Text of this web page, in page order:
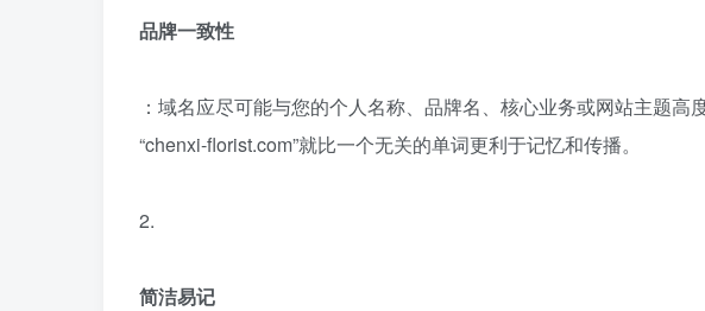
品牌一致性
：域名应尽可能与您的个人名称、品牌名、核心业务或网站主题高
“chenxi-florist.com”就比一个无关的单词更利于记忆和传播。
2.
简洁易记